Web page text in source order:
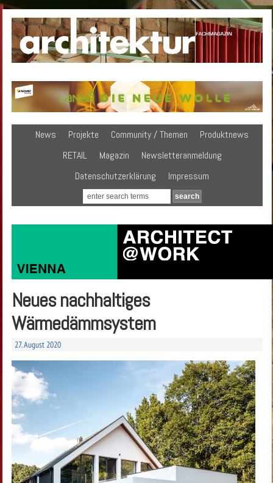
News Projekte Community / Themen
Produktnews
RETAIL
Magazin
Newsletteranmeldung
Datenschutzerklärung
Impressum
Neues nachhaltiges
Wärmedämmsystem
27. August 2020